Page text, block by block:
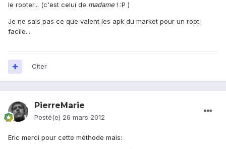
le rooter... (c'est celui de madame ! :P )
Je ne sais pas ce que valent les apk du market pour un root
facile...
Citer
PierreMarie
Posté(e) 26 mars 2012
Eric merci pour cette méthode mais: